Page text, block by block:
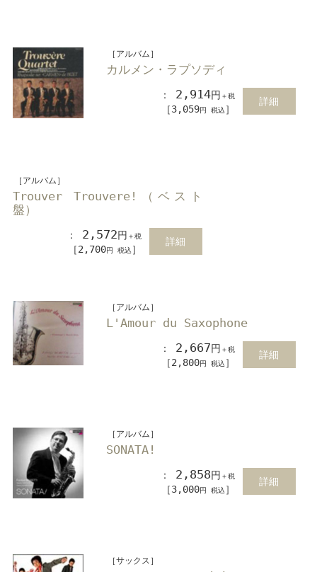
［アルバム］
カルメン・ラプソディ
： 2,914円 ＋税
［3,059円 税込 ］
詳細
［アルバム］
Trouver Trouvere!（ベスト
盤）
： 2,572円 ＋税
［2,700円 税込 ］
詳細
［アルバム］
L'Amour du Saxophone
： 2,667円 ＋税
［2,800円 税込 ］
詳細
［アルバム］
SONATA!
： 2,858円 ＋税
［3,000円 税込 ］
詳細
［サックス］